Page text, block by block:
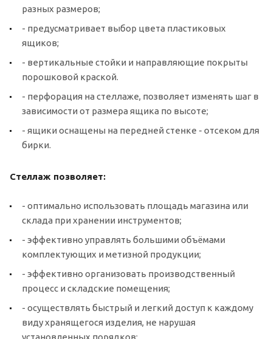
разных размеров;
- предусматривает выбор цвета пластиковых
ящиков;
- вертикальные стойки и направляющие покрыты
порошковой краской.
- перфорация на стеллаже, позволяет изменять шаг в
зависимости от размера ящика по высоте;
- ящики оснащены на передней стенке - отсеком для
бирки.
Стеллаж позволяет:
- оптимально использовать площадь магазина или
склада при хранении инструментов;
- эффективно управлять большими объёмами
комплектующих и метизной продукции;
- эффективно организовать производственный
процесс и складские помещения;
- осуществлять быстрый и легкий доступ к каждому
виду хранящегося изделия, не нарушая
установленных порядков;